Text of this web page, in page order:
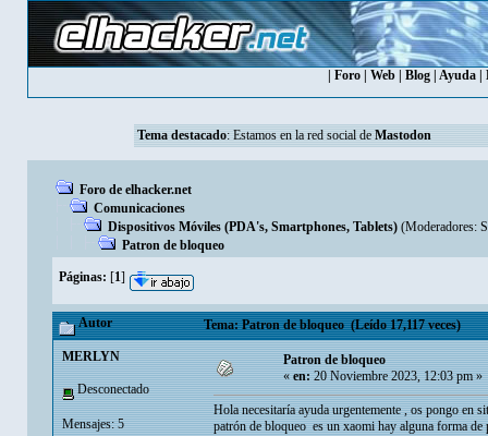
Foro Web Blog Ayuda
Tema destacado: Estamos en la red social de Mastodon
Foro de elhacker.net
Comunicaciones
Dispositivos Móviles (PDA's, Smartphones, Tablets) (Moderadores:
Patron de bloqueo
Páginas: [1]
Autor Tema: Patron de bloqueo (Leído 17,117 veces)
MERLYN
Desconectado
Mensajes: 5
Patron de bloqueo
«en:20 Noviembre 2023, 12:03 pm »
Hola necesitaría ayuda urgentemente , os pongo en
patrón de bloqueo es un xaomi hay alguna forma